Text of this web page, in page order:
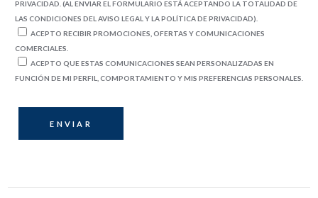
PRIVACIDAD. (AL ENVIAR EL FORMULARIO ESTÁ ACEPTANDO LA TOTALIDAD DE
LAS CONDICIONES DEL AVISO LEGAL Y LA POLÍTICA DE PRIVACIDAD).
ACEPTO RECIBIR PROMOCIONES, OFERTAS Y COMUNICACIONES
COMERCIALES.
ACEPTO QUE ESTAS COMUNICACIONES SEAN PERSONALIZADAS EN
FUNCIÓN DE MI PERFIL, COMPORTAMIENTO Y MIS PREFERENCIAS PERSONALES.